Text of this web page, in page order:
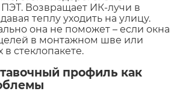
ПЭТ. Возвращает ИК-лучи в
теплу уходить на улицу.
она не поможет – если окна
в монтажном шве или
стеклопакете.
профиль как